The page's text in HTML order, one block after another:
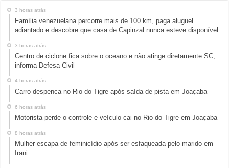
3 horas atrás
Família venezuelana percorre mais de 100 km, paga aluguel
adiantado e descobre que casa de Capinzal nunca esteve disponível
3 horas atrás
Centro de ciclone fica sobre o oceano e não atinge diretamente SC,
informa Defesa Civil
4 horas atrás
Carro despenca no Rio do Tigre após saída de pista em Joaçaba
6 horas atrás
Motorista perde o controle e veículo cai no Rio do Tigre em Joaçaba
8 horas atrás
Mulher escapa de feminicídio após ser esfaqueada pelo marido em
Irani